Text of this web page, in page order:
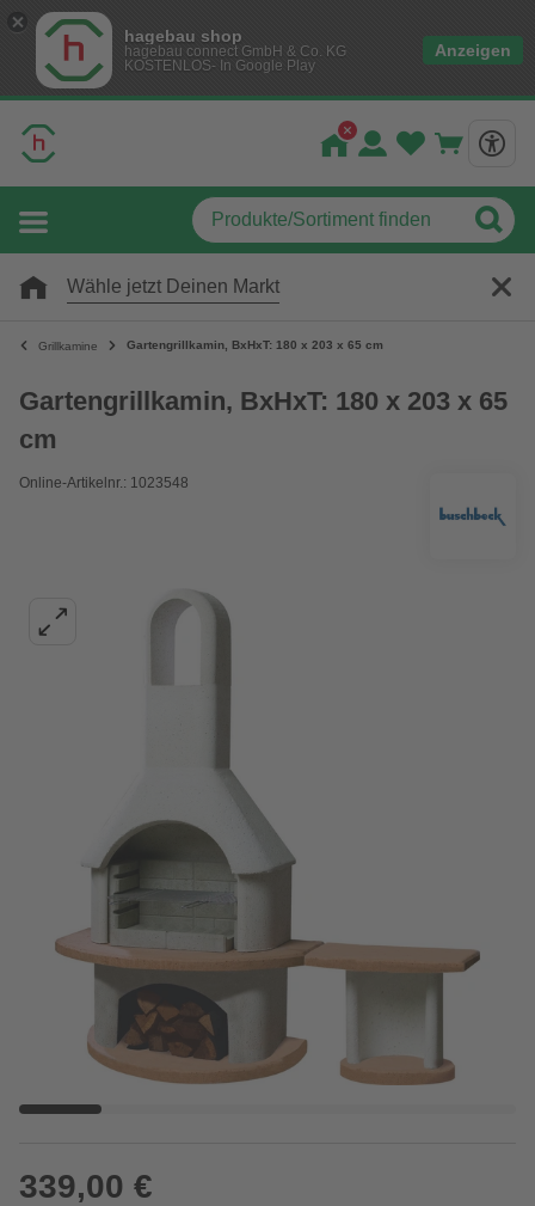
hagebau shop
hagebau connect GmbH & Co. KG
KOSTENLOS- In Google Play
Anzeigen
Wähle jetzt Deinen Markt
Grillkamine Gartengrillkamin, BxHxT: 180 x 203 x 65 cm
Gartengrillkamin, BxHxT: 180 x 203 x 65
cm
Online-Artikelnr.: 1023548
339,00 €